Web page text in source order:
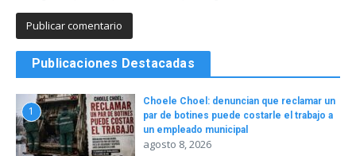
Publicaciones Destacadas
1
Choele Choel: denuncian que reclamar un
par de botines puede costarle el trabajo a
un empleado municipal
agosto 8, 2026